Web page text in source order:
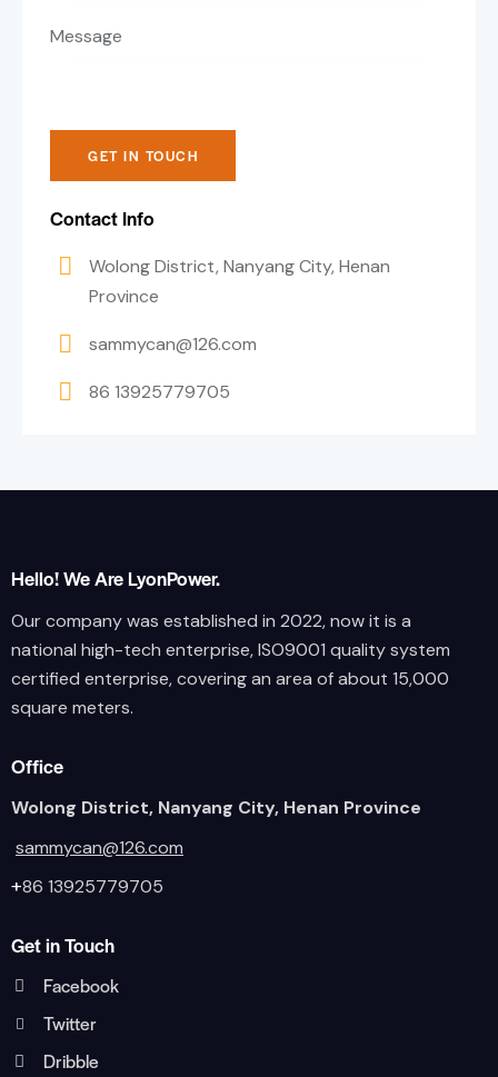
Contact Info
Wolong District, Nanyang City, Henan
Province
sammycan@126.com
86 13925779705
Hello! We Are LyonPower.
Our company was established in 2022, now it is a
national high-tech enterprise, ISO9001 quality system
certified enterprise, covering an area of about 15,000
square meters.
Office
Wolong District, Nanyang City, Henan Province
sammycan@126.com
+86 13925779705
Get in Touch
Facebook
Twitter
Dribble